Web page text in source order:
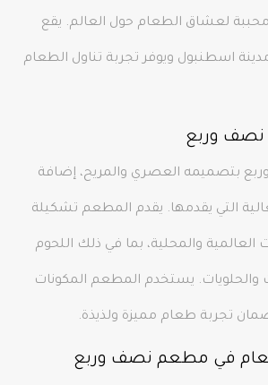
لعشاق الطعام حول العالم. يقع
اسطنبول ويوفر تجربة تناول الطعام
وربع
بتصميمه العصري والمريح، إضافة
التي يقدمها. يقدم المطعم تشكيلة
والمحلية، بما في ذلك اللحوم
والحلويات. يستخدم المطعم المكونات
تجربة طعام مميزة ولذيذة.
في مطعم نصف وربع